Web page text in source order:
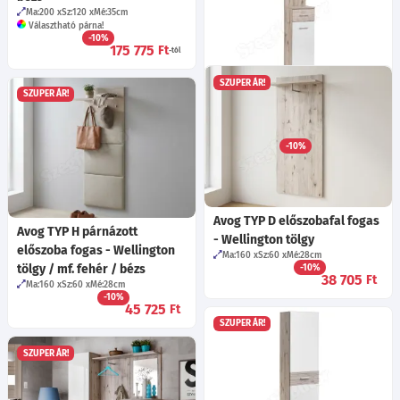
Ma:200 Sz:120 Mé:35cm
Választható párna!
-10%
175 775 Ft-tól
Avog TYP B+C szekrény -
Wellington tölgy / mf. fehér
Mé:35
-10%
84 695
SZUPER ÁR!
Avog TYP D előszobafal fogas
- Wellington tölgy
Ma:160 Sz:60 Mé:28cm
-10%
38 705 Ft
SZUPER ÁR!
Avog TYP H párnázott
előszoba fogas - Wellington
tölgy / mf. fehér / bézs
Ma:160 Sz:60 Mé:28cm
-10%
45 725 Ft
SZUPER ÁR!
SZUPER ÁR!